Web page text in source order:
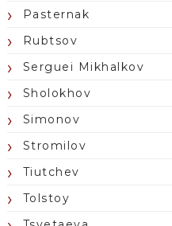
Pasternak
Rubtsov
Serguei Mikhalkov
Sholokhov
Simonov
Stromilov
Tiutchev
Tolstoy